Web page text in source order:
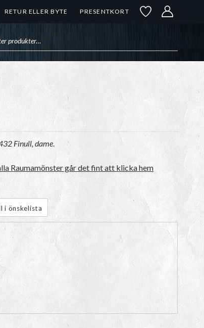
RETUR ELLER BYTE PRESENTKORT
Finull, dame.
Raumamönster går det fint att klicka hem
i önskelista